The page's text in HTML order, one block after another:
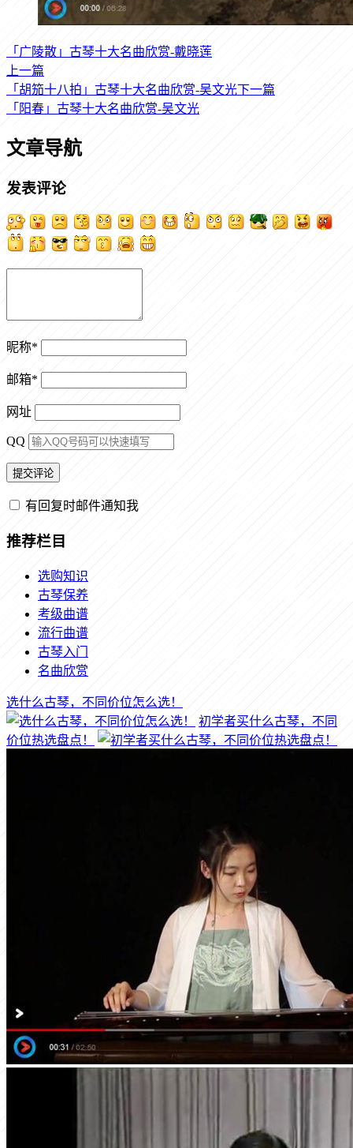
「广陵散」古琴十大名曲欣赏-戴晓莲
上一篇
「胡笳十八拍」古琴十大名曲欣赏-吴文光下一篇
「阳春」古琴十大名曲欣赏-吴文光
文章导航
发表评论
昵称*
邮箱*
网址
QQ
有回复时邮件通知我
推荐栏目
选购知识
古琴保养
考级曲谱
流行曲谱
古琴入门
名曲欣赏
选什么古琴，不同价位怎么选！
初学者买什么古琴，不同
价位热选盘点！